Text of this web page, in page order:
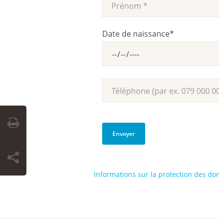
Date de naissance*
Informations sur la protection des